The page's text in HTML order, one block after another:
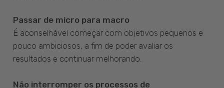
Passar de micro para macro
É aconselhável começar com objetivos pequenos e
pouco ambiciosos, a fim de poder avaliar os
resultados e continuar melhorando.
Não interromper os processos de